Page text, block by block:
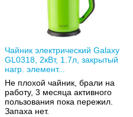
Чайник электрический Galaxy
GL0318, 2кВт, 1.7л, закрытый
нагр. элемент...
Не плохой чайник, брали на
работу, 3 месяца активного
пользования пока пережил.
Запаха нет.